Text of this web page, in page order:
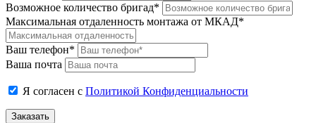
Возможное количество бригад*
Максимальная отдаленность монтажа от МКАД*
Ваш телефон*
Ваша почта
Я согласен с Политикой Конфиденциальности
Заказать